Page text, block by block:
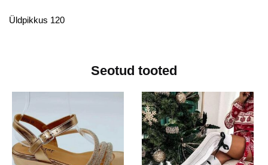
Üldpikkus 120
Seotud tooted